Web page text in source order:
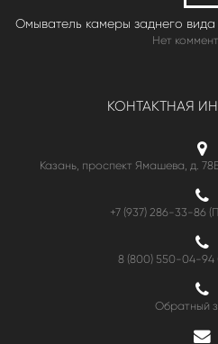
Омыватель камеры заднего вида
Нет
КОНТАКТНАЯ
Казань, проспект Ямашева, д.
+7 (937) 286-33-86
8 (800) 550-04-94
Обратный